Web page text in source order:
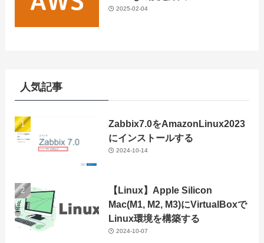
2025-02-04
人気記事
Zabbix7.0をAmazonLinux2023
にインストールする
2024-10-14
【Linux】Apple Silicon
Mac(M1, M2, M3)にVirtualBoxで
Linux環境を構築する
2024-10-07